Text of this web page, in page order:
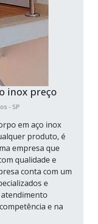
inox preço
- SP
em aço inox
produto, é
empresa que
qualidade e
conta com um
e
e na